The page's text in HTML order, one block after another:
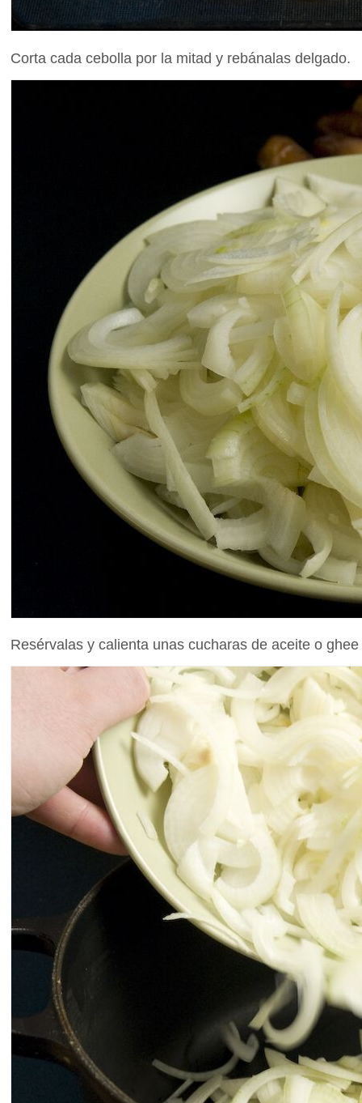
Corta cada cebolla por la mitad y rebánalas delgado.
Resérvalas y calienta unas cucharas de aceite o